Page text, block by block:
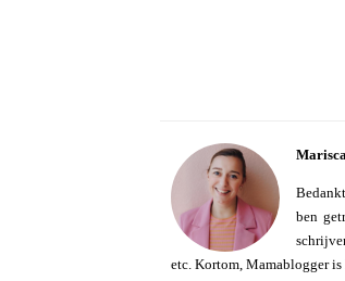
ben
etc. Kortom, Mamablogger